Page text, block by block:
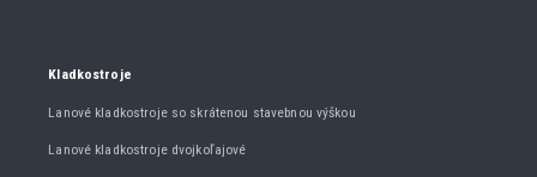
Kladkostroje
Lanové kladkostroje so skrátenou stavebnou výškou
Lanové kladkostroje dvojkoľajové